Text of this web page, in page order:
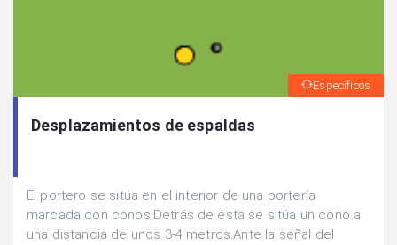
Específicos
Desplazamientos de espaldas
El portero se sitúa en el interior de una portería
marcada con conos.Detrás de ésta se sitúa un cono a
una distancia de unos 3-4 metros.Ante la señal del